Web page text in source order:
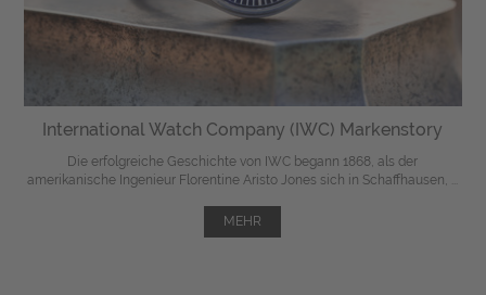
International Watch Company (IWC) Markenstory
Die erfolgreiche Geschichte von IWC begann 1868, als der
amerikanische Ingenieur Florentine Aristo Jones sich in Schaffhausen, ...
MEHR